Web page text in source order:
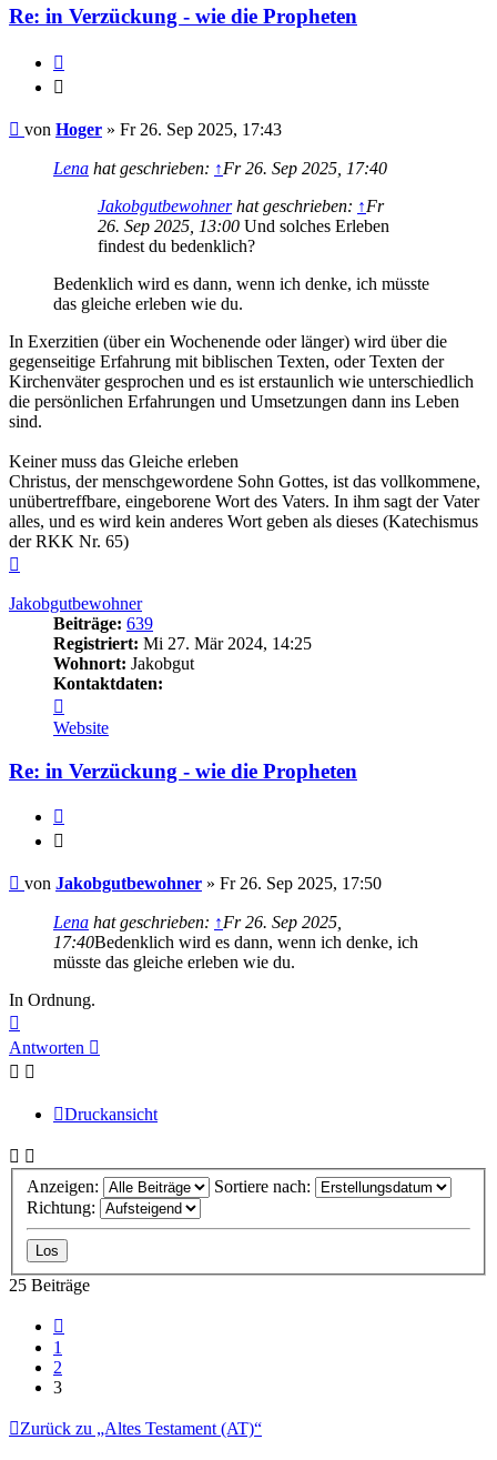
Re: in Verzückung - wie die Propheten
Beitrag
von Hoger » Fr 26. Sep 2025, 17:43
Lena hat geschrieben: ↑Fr 26. Sep 2025, 17:40
Jakobgutbewohnerhat geschrieben: ↑Fr
26. Sep 2025, 13:00 Und solches Erleben
findest du bedenklich?
Bedenklich wird es dann, wenn ich denke, ich müsste
das gleiche erleben wie du.
In Exerzitien (über ein Wochenende oder länger) wird über die
gegenseitige Erfahrung mit biblischen Texten, oder Texten der
Kirchenväter gesprochen und es ist erstaunlich wie unterschiedlich
die persönlichen Erfahrungen und Umsetzungen dann ins Leben
sind.
Keiner muss das Gleiche erleben
Christus, der menschgewordene Sohn Gottes, ist das vollkommene,
unübertreffbare, eingeborene Wort des Vaters. In ihm sagt der Vater
alles, und es wird kein anderes Wort geben als dieses (Katechismus
der RKK Nr. 65)
Jakobgutbewohner
Beiträge: 639
Registriert: Mi 27. Mär 2024, 14:25
Wohnort: Jakobgut
Kontaktdaten:
von
Jakobgutbewohner
Website
Re: in Verzückung - wie die Propheten
Beitrag
von Jakobgutbewohner » Fr 26. Sep 2025, 17:50
Lena hat geschrieben: ↑Fr 26. Sep 2025,
17:40Bedenklich wird es dann, wenn ich denke, ich
müsste das gleiche erleben wie du.
In Ordnung.
oben
Antworten
Druckansicht
Anzeigen:
Sortiere nach:
Richtung:
25 Beiträge
1
2
3
Zurück zu „Altes Testament (AT)“